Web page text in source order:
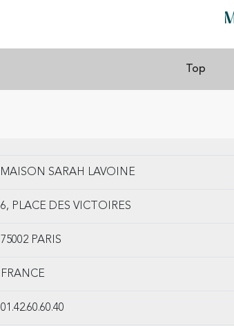
Top
MAISON SARAH LAVOINE
6, PLACE DES VICTOIRES
75002 PARIS
FRANCE
01.42.60.60.40